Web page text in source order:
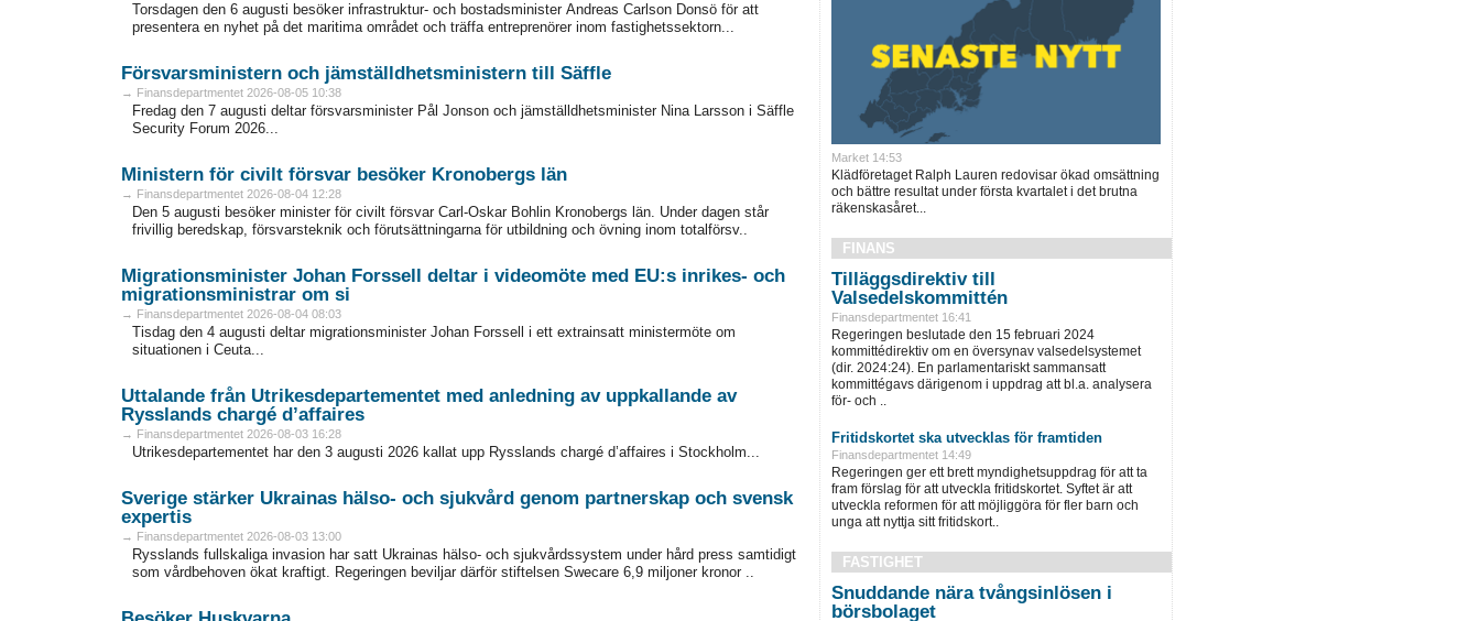
Torsdagen den 6 augusti besöker infrastruktur- och bostadsminister Andreas Carlson Donsö för att
presentera en nyhet på det maritima området och träffa entreprenörer inom fastighetssektorn...
Försvarsministern och jämställdhetsministern till Säffle
→ Finansdepartmentet 2026-08-05 10:38
Fredag den 7 augusti deltar försvarsminister Pål Jonson och jämställdhetsminister Nina Larsson i Säffle
Security Forum 2026...
Ministern för civilt försvar besöker Kronobergs län
→ Finansdepartmentet 2026-08-04 12:28
Den 5 augusti besöker minister för civilt försvar Carl-Oskar Bohlin Kronobergs län. Under dagen står
frivillig beredskap, försvarsteknik och förutsättningarna för utbildning och övning inom totalförsv..
Migrationsminister Johan Forssell deltar i videomöte med EU:s inrikes- och
migrationsministrar om si
→ Finansdepartmentet 2026-08-04 08:03
Tisdag den 4 augusti deltar migrationsminister Johan Forssell i ett extrainsatt ministermöte om
situationen i Ceuta...
Uttalande från Utrikesdepartementet med anledning av uppkallande av
Rysslands chargé d’affaires
→ Finansdepartmentet 2026-08-03 16:28
Utrikesdepartementet har den 3 augusti 2026 kallat upp Rysslands chargé d’affaires i Stockholm...
Sverige stärker Ukrainas hälso- och sjukvård genom partnerskap och svensk
expertis
→ Finansdepartmentet 2026-08-03 13:00
Rysslands fullskaliga invasion har satt Ukrainas hälso- och sjukvårdssystem under hård press samtidigt
som vårdbehoven ökat kraftigt. Regeringen beviljar därför stiftelsen Swecare 6,9 miljoner kronor ..
Market 14:53
Klädföretaget Ralph Lauren redovisar ökad omsättning
och bättre resultat under första kvartalet i det brutna
räkenskasåret...
FINANS
Tilläggsdirektiv till
Valsedelskommittén
Finansdepartmentet 16:41
Regeringen beslutade den 15 februari 2024
kommittédirektiv om en översynav valsedelsystemet
(dir. 2024:24). En parlamentariskt sammansatt
kommittégavs därigenom i uppdrag att bl.a. analysera
för- och ..
Fritidskortet ska utvecklas för framtiden
Finansdepartmentet 14:49
Regeringen ger ett brett myndighetsuppdrag för att ta
fram förslag för att utveckla fritidskortet. Syftet är att
utveckla reformen för att möjliggöra för fler barn och
unga att nyttja sitt fritidskort..
FASTIGHET
Snuddande nära tvångsinlösen i
börsbolaget